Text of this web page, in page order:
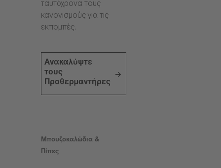
ταυτόχρονα τους
κανονισμούς για τις
εκπομπές.
Ανακαλύψτε
τους
Προθερμαντήρες
Μπουζοκαλώδια &
Πίπες